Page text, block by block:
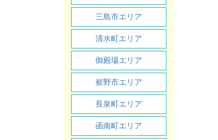
三島市エリア
清水町エリア
御殿場エリア
裾野市エリア
長泉町エリア
函南町エリア